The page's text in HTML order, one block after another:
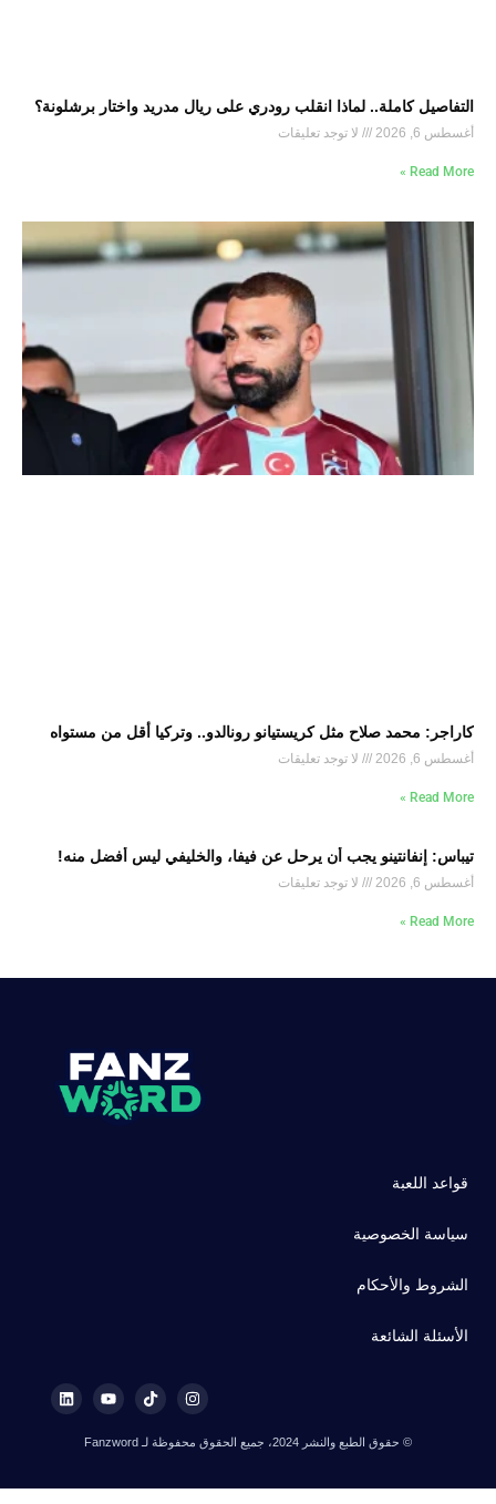
التفاصيل كاملة.. لماذا انقلب رودري على ريال مدريد واختار برشلونة؟
أغسطس 6, 2026 لا توجد تعليقات
Read More »
كاراجر: محمد صلاح مثل كريستيانو رونالدو.. وتركيا أقل من مستواه
أغسطس 6, 2026 لا توجد تعليقات
Read More »
تيباس: إنفانتينو يجب أن يرحل عن فيفا، والخليفي ليس أفضل منه!
أغسطس 6, 2026 لا توجد تعليقات
Read More »
قواعد اللعبة
سياسة الخصوصية
الشروط والأحكام
الأسئلة الشائعة
© حقوق الطبع والنشر 2024، جميع الحقوق محفوظة لـ Fanzword